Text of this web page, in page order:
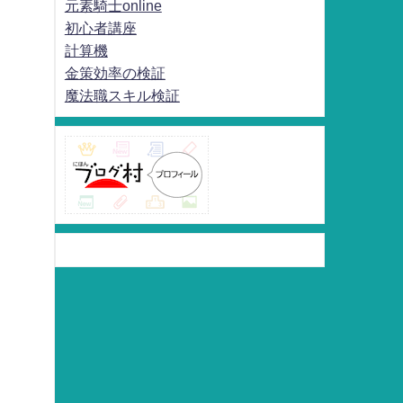
元素騎士online
初心者講座
計算機
金策効率の検証
魔法職スキル検証